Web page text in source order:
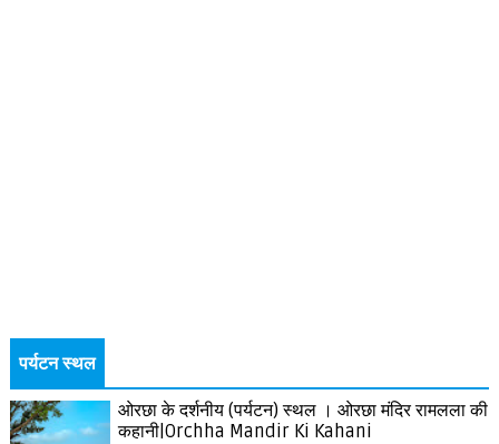
पर्यटन स्थल
ओरछा के दर्शनीय (पर्यटन) स्थल । ओरछा मंदिर रामलला की
कहानी|Orchha Mandir Ki Kahani